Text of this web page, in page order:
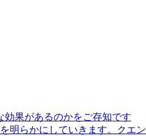
果があるのかをご存知です
明らかにしていきます。クエン